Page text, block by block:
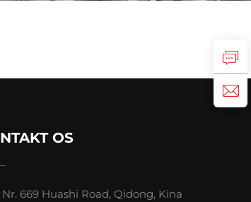
OS
Nr. 669 Huashi Road, Qidong, Kina